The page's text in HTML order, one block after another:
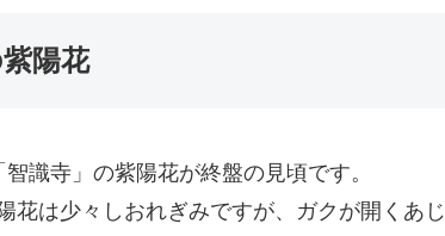
陽花
識寺」の紫陽花が終盤の見頃です。
花は少々しおれぎみですが、ガクが開くあじ